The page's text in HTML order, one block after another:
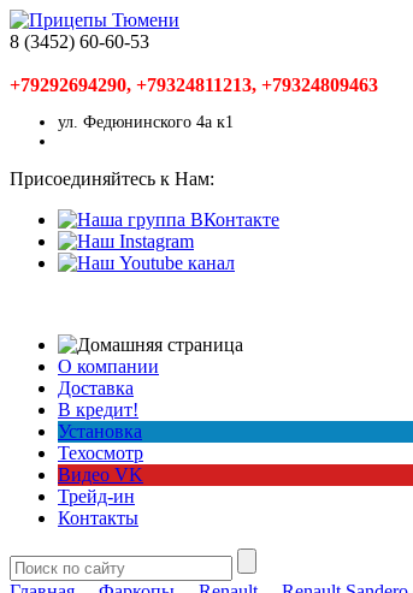
8 (3452) 60-60-53
+79292694290, +79324811213, +79324809463
ул. Федюнинского 4а к1
Присоединяйтесь к Нам:
О компании
Доставка
В кредит!
Установка
Техосмотр
Видео VK
Трейд-ин
Контакты